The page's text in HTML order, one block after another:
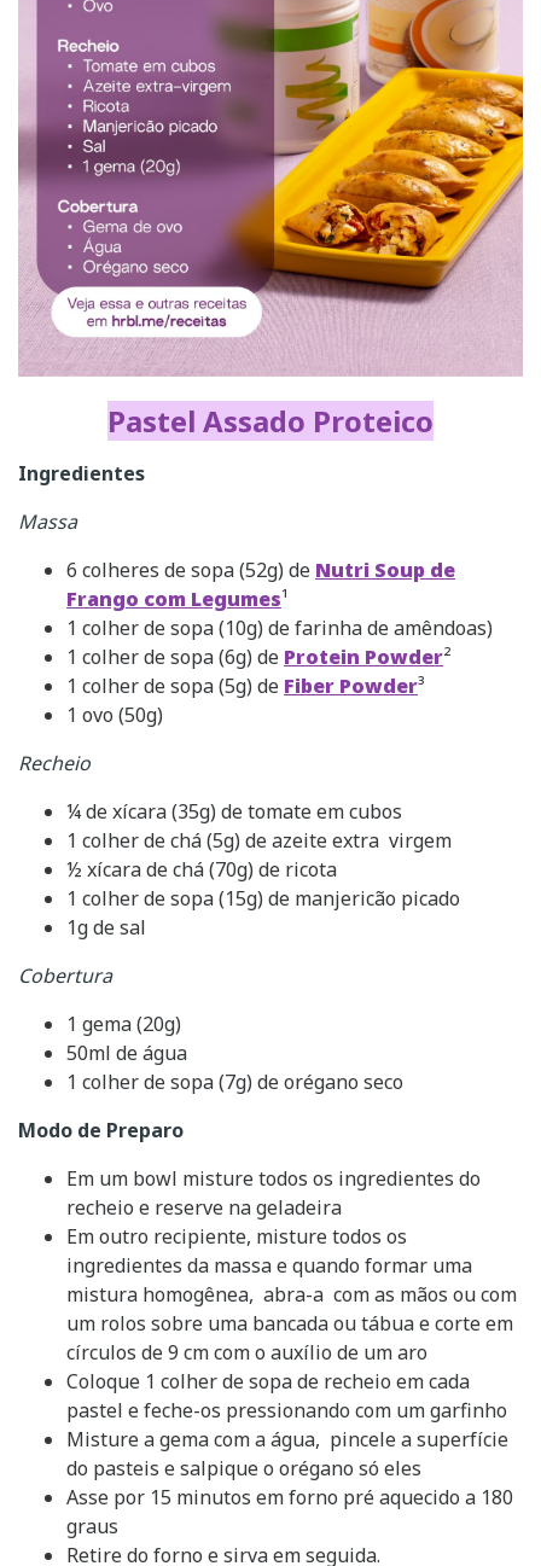
Pastel Assado Proteico
Ingredientes
Massa
6 colheres de sopa (52g) de Nutri Soup de
Frango com Legumes¹
1 colher de sopa (10g) de farinha de amêndoas)
1 colher de sopa (6g) de Protein Powder²
1 colher de sopa (5g) de Fiber Powder³
1 ovo (50g)
Recheio
¼ de xícara (35g) de tomate em cubos
1 colher de chá (5g) de azeite extra virgem
½ xícara de chá (70g) de ricota
1 colher de sopa (15g) de manjericão picado
1g de sal
Cobertura
1 gema (20g)
50ml de água
1 colher de sopa (7g) de orégano seco
Modo de Preparo
Em um bowl misture todos os ingredientes do
recheio e reserve na geladeira
Em outro recipiente, misture todos os
ingredientes da massa e quando formar uma
mistura homogênea, abra-a com as mãos ou com
um rolos sobre uma bancada ou tábua e corte em
círculos de 9 cm com o auxílio de um aro
Coloque 1 colher de sopa de recheio em cada
pastel e feche-os pressionando com um garfinho
Misture a gema com a água, pincele a superfície
do pasteis e salpique o orégano só eles
Asse por 15 minutos em forno pré aquecido a 180
graus
Retire do forno e sirva em seguida.